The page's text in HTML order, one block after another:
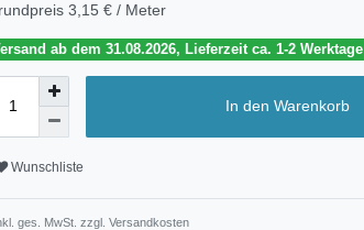
3,15 € / Meter
ab dem 31.08.2026, Lieferzeit ca. 1-2 Werktage
In den Warenkorb
Wunschliste
ges. MwSt. zzgl. Versandkosten